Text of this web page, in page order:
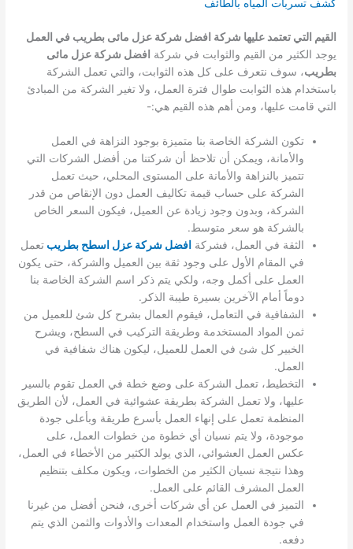
كشف تسربات المياه بالطائف
القيم التي تعتمد عليها شركة افضل شركة عزل مائى بطريب في العمل
يوجد الكثير من القيم والثوابت في شركة افضل شركة عزل مائى
بطريب، سوف نتعرف على كل هذه الثوابت، والتي تعمل الشركة
باستخدام هذه الثوابت طوال فترة العمل، ولا تغير الشركة من المبادئ
التي قامت عليها، ومن أهم هذه القيم هي:-
تكون الشركة الخاصة بنا متميزة بوجود النزاهة في العمل
والأمانة، ويمكن أن تلاحظ أن شركتنا من أفضل الشركات التي
تتميز بالنزاهة والأمانة على المستوى المحلي، حيث تعمل
الشركة على حساب قيمة تكاليف العمل دون الإنقاص من قدر
الشركة، وبدون وجود زيادة عن العميل، فيكون السعر الخاص
بالشركة هو سعر متوسط.
الثقة في العمل، فشركة افضل شركة عزل اسطح بطريبتعمل
في المقام الأول على وجود ثقة بين العميل والشركة، حتى يكون
العمل على أكمل وجه، ولكي يتم ذكر اسم الشركة الخاصة بنا
دوماً أمام الآخرين بسيرة طيبة الذكر.
الشفافية في التعامل، فيقوم العمال بشرح كل شئ للعميل من
ثمن المواد المستخدمة وطريقة التركيب في السطح، ويشرح
الخبير كل شئ في العمل للعميل، ليكون هناك شفافية في
العمل.
التخطيط، تعمل الشركة على وضع خطة في العمل تقوم بالسير
عليها، ولا تعمل الشركة بطريقة عشوائية في العمل، لأن الطريق
المنظمة تعمل على إنهاء العمل بأسرع طريقة وبأعلى جودة
موجودة، ولا يتم نسيان أي خطوة من خطوات العمل، على
عكس العمل العشوائي، الذي يولد الكثير من الأخطاء في العمل،
وهذا نتيجة نسيان الكثير من الخطوات، ويكون مكلف بتنظيم
العمل المشرف القائم على العمل.
التميز في العمل عن أي شركات أخرى، فنحن أفضل من غيرنا
في جودة العمل واستخدام المعدات والأدوات والثمن الذي يتم
دفعه.